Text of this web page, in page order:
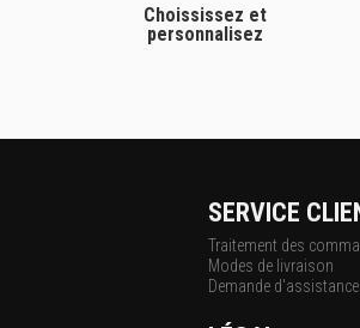
Choississez et
personnalisez
SERVICE
Traitement des
Modes de livraison
Demande d'assistance